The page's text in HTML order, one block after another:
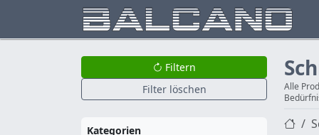
Filtern
Filter löschen
Kategorien
Alle